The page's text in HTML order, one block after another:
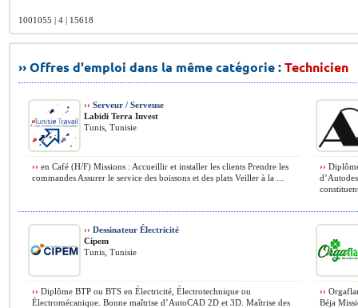
1001055 | 4 | 15618
›› Offres d'emploi dans la même catégorie :Technicien
›› Serveur / Serveuse
Labidi Terra Invest
Tunis, Tunisie
›› en Café (H/F) Missions : Accueillir et installer les clients Prendre les
commandes Assurer le service des boissons et des plats Veiller à la ...
››
›› Dessinateur Électricité
Cipem
Tunis, Tunisie
›› Diplôme BTP ou BTS en Électricité, Électrotechnique ou
Électromécanique. Bonne maîtrise d’AutoCAD 2D et 3D. Maîtrise des
››
Béja